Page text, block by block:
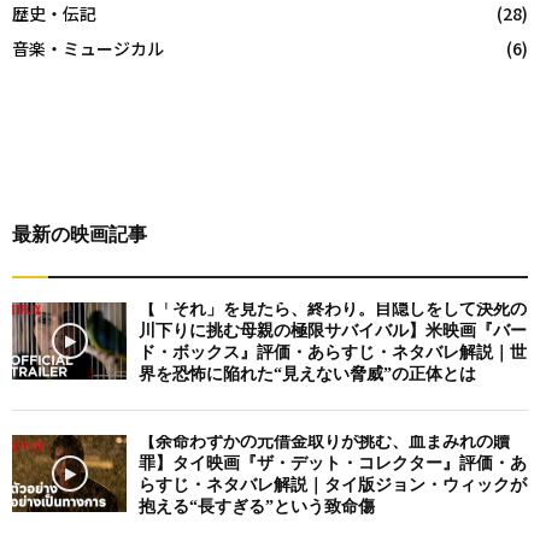
歴史・伝記
(28)
音楽・ミュージカル
(6)
最新の映画記事
【「それ」を見たら、終わり。目隠しをして決死の
川下りに挑む母親の極限サバイバル】米映画『バー
ド・ボックス』評価・あらすじ・ネタバレ解説｜世
界を恐怖に陥れた“見えない脅威”の正体とは
【余命わずかの元借金取りが挑む、血まみれの贖
罪】タイ映画『ザ・デット・コレクター』評価・あ
らすじ・ネタバレ解説｜タイ版ジョン・ウィックが
抱える“長すぎる”という致命傷